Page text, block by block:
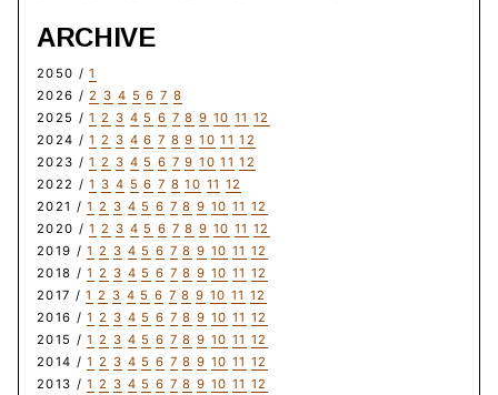
ARCHIVE
2050 /1
2026 /2 3 4 5 6 7 8
2025 /1 2 3 4 5 6 7 8 9 10 11 12
2024 /1 2 3 4 6 7 8 9 10 11 12
2023 /1 2 3 4 5 6 7 9 10 11 12
2022 /1 3 4 5 6 7 8 10 11 12
2021 /1 2 3 4 5 6 7 8 9 10 11 12
2020 /1 2 3 4 5 6 7 8 9 10 11 12
2019 /1 2 3 4 5 6 7 8 9 10 11 12
2018 /1 2 3 4 5 6 7 8 9 10 11 12
2017 /1 2 3 4 5 6 7 8 9 10 11 12
2016 /1 2 3 4 5 6 7 8 9 10 11 12
2015 /1 2 3 4 5 6 7 8 9 10 11 12
2014 /1 2 3 4 5 6 7 8 9 10 11 12
2013 /1 2 3 4 5 6 7 8 9 10 11 12